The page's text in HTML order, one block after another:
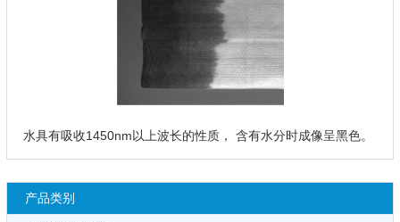
水具有吸收1450nm以上波长的性质， 含有水分时成像呈黑色。
产品类别